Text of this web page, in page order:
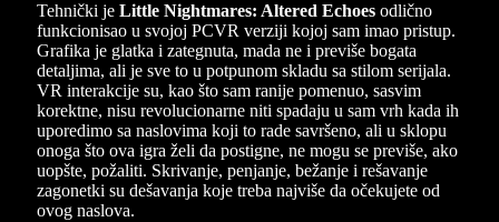
Tehnički je Little Nightmares: Altered Echoes odlično
funkcionisao u svojoj PCVR verziji kojoj sam imao pristup.
Grafika je glatka i zategnuta, mada ne i previše bogata
detaljima, ali je sve to u potpunom skladu sa stilom serijala.
VR interakcije su, kao što sam ranije pomenuo, sasvim
korektne, nisu revolucionarne niti spadaju u sam vrh kada ih
uporedimo sa naslovima koji to rade savršeno, ali u sklopu
onoga što ova igra želi da postigne, ne mogu se previše, ako
uopšte, požaliti. Skrivanje, penjanje, bežanje i rešavanje
zagonetki su dešavanja koje treba najviše da očekujete od
ovog naslova.